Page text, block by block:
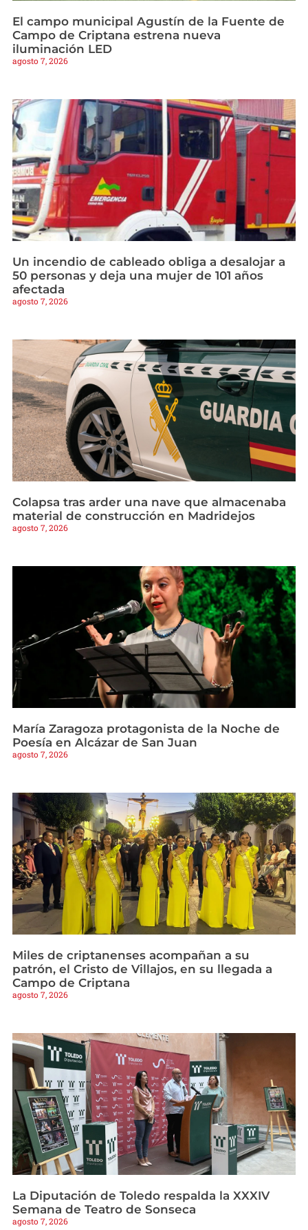
El campo municipal Agustín de la Fuente de
Campo de Criptana estrena nueva
iluminación LED
agosto 7, 2026
Un incendio de cableado obliga a desalojar a
50 personas y deja una mujer de 101 años
afectada
agosto 7, 2026
Colapsa tras arder una nave que almacenaba
material de construcción en Madridejos
agosto 7, 2026
María Zaragoza protagonista de la Noche de
Poesía en Alcázar de San Juan
agosto 7, 2026
Miles de criptanenses acompañan a su
patrón, el Cristo de Villajos, en su llegada a
Campo de Criptana
agosto 7, 2026
La Diputación de Toledo respalda la XXXIV
Semana de Teatro de Sonseca
agosto 7, 2026